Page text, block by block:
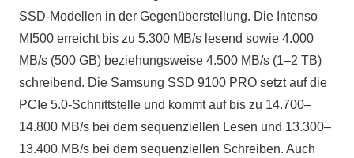
SSD-Modellen in der Gegenüberstellung. Die Intenso
MI500 erreicht bis zu 5.300 MB/s lesend sowie 4.000
MB/s (500 GB) beziehungsweise 4.500 MB/s (1–2 TB)
schreibend. Die Samsung SSD 9100 PRO setzt auf die
PCIe 5.0-Schnittstelle und kommt auf bis zu 14.700–
14.800 MB/s bei dem sequenziellen Lesen und 13.300–
13.400 MB/s bei dem sequenziellen Schreiben. Auch